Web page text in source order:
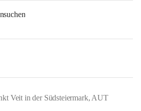
Veit in der Südsteiermark, AUT